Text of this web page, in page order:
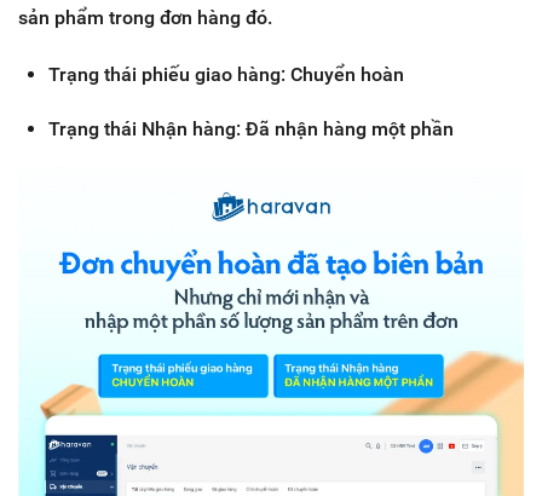
sản phẩm trong đơn hàng đó.
Trạng thái phiếu giao hàng: Chuyển hoàn
Trạng thái Nhận hàng: Đã nhận hàng một phần